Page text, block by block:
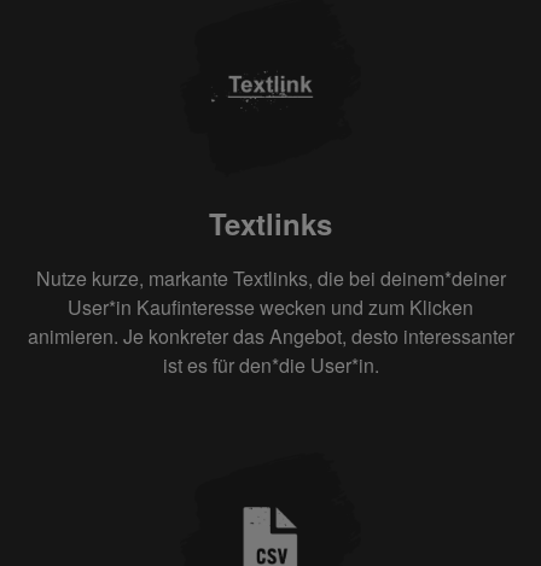
Textlinks
Nutze kurze, markante Textlinks, die bei deinem*deiner
User*in Kaufinteresse wecken und zum Klicken
animieren. Je konkreter das Angebot, desto interessanter
ist es für den*die User*in.